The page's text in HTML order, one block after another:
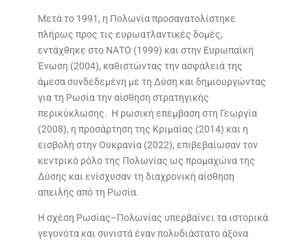
Μετά το 1991, η Πολωνία προσανατολίστηκε
πλήρως προς τις ευρωατλαντικές δομές,
εντάχθηκε στο ΝΑΤΟ (1999) και στην Ευρωπαϊκή
Ένωση (2004), καθιστώντας την ασφάλειά της
άμεσα συνδεδεμένη με τη Δύση και δημιουργώντας
για τη Ρωσία την αίσθηση στρατηγικής
περικύκλωσης. Η ρωσική επέμβαση στη Γεωργία
(2008), η προσάρτηση της Κριμαίας (2014) και η
εισβολή στην Ουκρανία (2022), επιβεβαίωσαν τον
κεντρικό ρόλο της Πολωνίας ως προμαχώνα της
Δύσης και ενίσχυσαν τη διαχρονική αίσθηση
απειλής από τη Ρωσία.
Η σχέση Ρωσίας–Πολωνίας υπερβαίνει τα ιστορικά
γεγονότα και συνιστά έναν πολυδιάστατο άξονα